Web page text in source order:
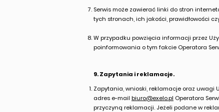
Serwis może zawierać linki do stron
tych stronach, ich jakości, prawidłowości
W przypadku powzięcia informacji przez
poinformowania o tym fakcie Operatora
9. Zapytania i reklamacje.
Zapytania, wnioski, reklamacje oraz uwagi
adres e-mail biuro@exelo.pl Operatora
przyczyną reklamacji. Jeżeli podane w